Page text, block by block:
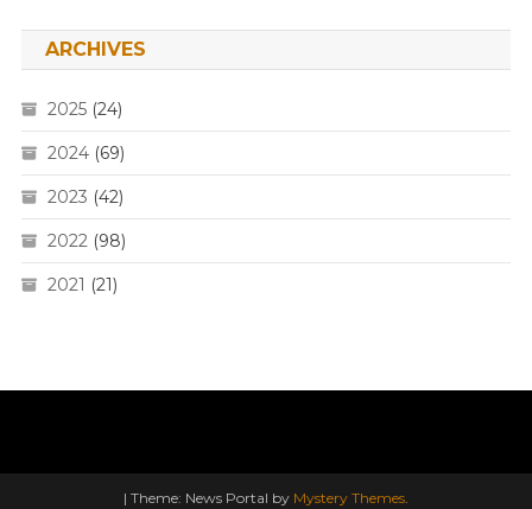
ARCHIVES
2025(24)
2024(69)
2023 (42)
2022(98)
2021 (21)
| Theme: News Portal by Mystery Themes.